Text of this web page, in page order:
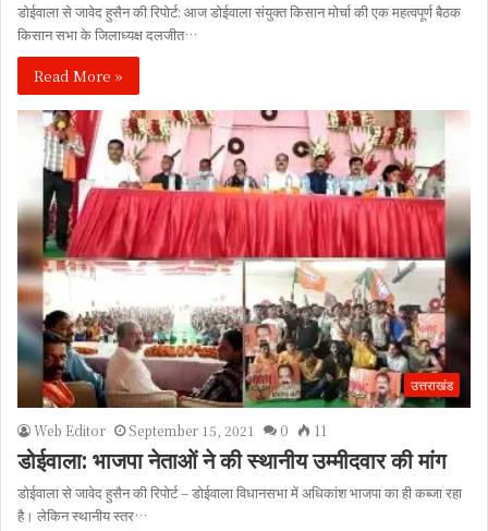
डोईवाला से जावेद हुसैन की रिपोर्ट: आज डोईवाला संयुक्त किसान मोर्चा की एक महत्वपूर्ण बैठक
किसान सभा के जिलाध्यक्ष दलजीत…
Read More »
उत्तराखंड
Web Editor September 15, 2021 0 11
डोईवाला: भाजपा नेताओं ने की स्थानीय उम्मीदवार की मांग
डोईवाला से जावेद हुसैन की रिपोर्ट – डोईवाला विधानसभा में अधिकांश भाजपा का ही कब्जा रहा
है। लेकिन स्थानीय स्तर…